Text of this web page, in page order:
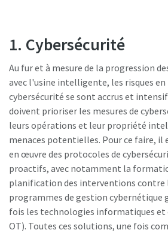
Voir tous nos secteurs
Tout voir
Documentation et ressources
1. Cybersécurité
Au fur et à mesure de la progression
avec l'usine intelligente, les risques en
cybersécurité se sont accrus et
doivent prioriser les mesures de
leurs opérations et leur propriété
menaces potentielles. Pour ce faire, il
en œuvre des protocoles de
proactifs, avec notamment la
planification des interventions contre
programmes de gestion cybernétique
fois les technologies informatiques
OT). Toutes ces solutions, une fois